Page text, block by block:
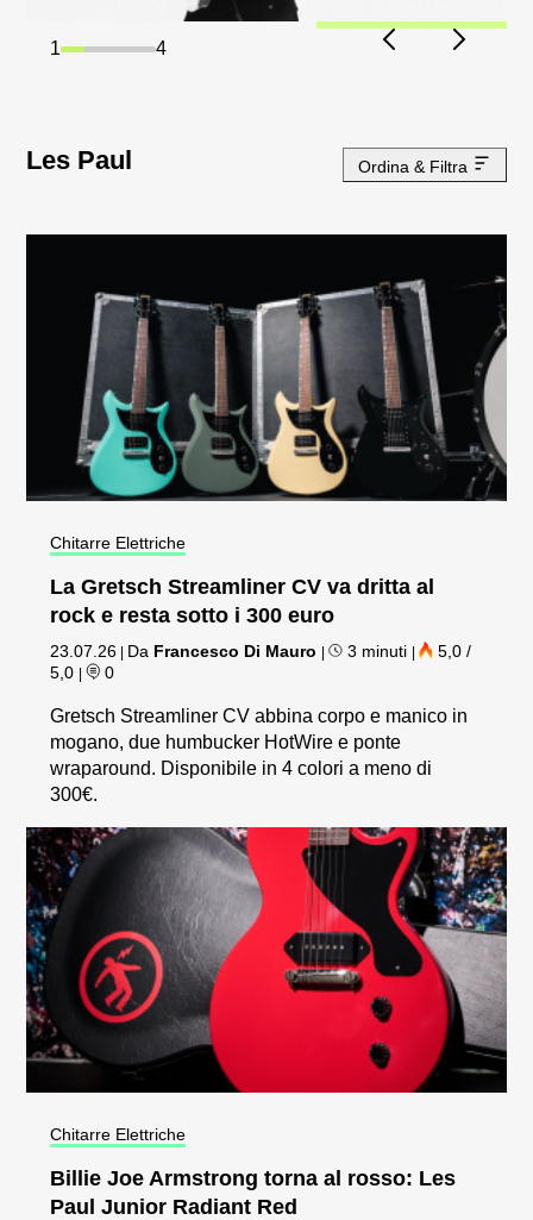
2 4
Les Paul Ordina & Filtra
Chitarre Elettriche
La Gretsch Streamliner CV va dritta al
rock e resta sotto i 300 euro
23.07.26 | Da Francesco Di Mauro | 3 minuti |
5,0 /
5,0 | 0
Gretsch Streamliner CV abbina corpo e manico in
mogano, due humbucker HotWire e ponte
wraparound. Disponibile in 4 colori a meno di
300€.
Chitarre Elettriche
Billie Joe Armstrong torna al rosso: Les
Paul Junior Radiant Red